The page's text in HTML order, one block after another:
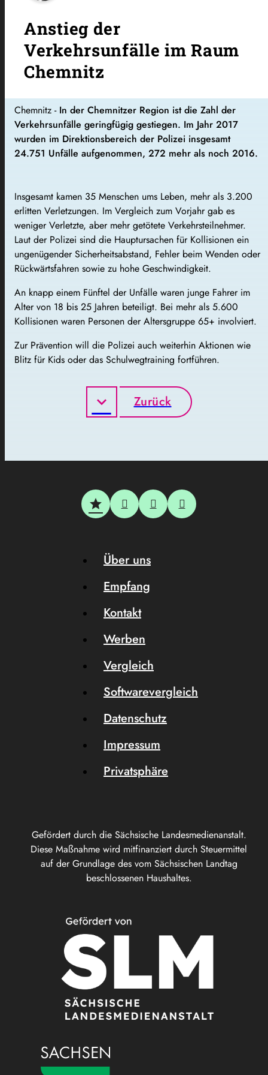
Anstieg der
Verkehrsunfälle im Raum
Chemnitz
Chemnitz -In der Chemnitzer Region ist die Zahl der
Verkehrsunfälle geringfügig gestiegen. Im Jahr 2017
wurden im Direktionsbereich der Polizei insgesamt
24.751 Unfälle aufgenommen, 272 mehr als noch 2016.
Insgesamt kamen 35 Menschen ums Leben, mehr als 3.200
erlitten Verletzungen. Im Vergleich zum Vorjahr gab es
weniger Verletzte, aber mehr getötete Verkehrsteilnehmer.
Laut der Polizei sind die Hauptursachen für Kollisionen ein
ungenügender Sicherheitsabstand, Fehler beim Wenden oder
Rückwärtsfahren sowie zu hohe Geschwindigkeit.
An knapp einem Fünftel der Unfälle waren junge Fahrer im
Alter von 18 bis 25 Jahren beteiligt. Bei mehr als 5.600
Kollisionen waren Personen der Altersgruppe 65+ involviert.
Zur Prävention will die Polizei auch weiterhin Aktionen wie
Blitz für Kids oder das Schulwegtraining fortführen.
Zurück
Gefördert durch die Sächsische Landesmedienanstalt.
Diese Maßnahme wird mitfinanziert durch Steuermittel
auf der Grundlage des vom Sächsischen Landtag
beschlossenen Haushaltes.
Über uns
Empfang
Kontakt
Werben
Vergleich
Softwarevergleich
Datenschutz
Impressum
Privatsphäre